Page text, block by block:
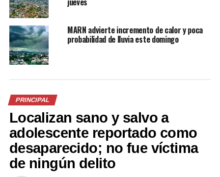
son supervisados por el VMT
tras denuncia de aumento a
tarifa del pasaje
26 junio, 2021
En «Nacionales»
RELATED TOPICS: BUSEROS DUEÑOS
PRINCIPAL1
VARADOS CONFLICTO
UP NEXT
Mujer es asesinada por su presunto compañero de vida
en Ilobasco, Cabañas
DON'T MISS
VMT inicia proceso de retiro de línea a dueño de unidad
de la ruta 101-D que causó accidente en Santa Tecla
MARN advierte incremento de calor y poca
probabilidad de lluvia este domingo
PRINCIPAL
Localizan sano y salvo a
adolescente reportado como
desaparecido; no fue víctima
de ningún delito